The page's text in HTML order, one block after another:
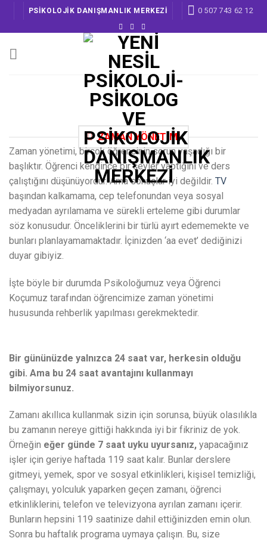
PSİKOLOJİK DANIŞMANLIK MERKEZİ 0 507 743 62 12
ZAMAN YÖNETİMİ
Zaman yönetimi, birçok öğrencinin sorun yaşadığı bir
başlıktır. Öğrenci kendince bir şeyler yaptığını ve ders
çalıştığını düşünüyordur. Ama sonuçlar iyi değildir. TV
başından kalkamama, cep telefonundan veya sosyal
medyadan ayrılamama ve sürekli erteleme gibi durumlar
söz konusudur. Önceliklerini bir türlü ayırt edememekte ve
bunları planlayamamaktadır. İçinizden ‘aa evet’ dediğinizi
duyar gibiyiz.
İşte böyle bir durumda Psikoloğumuz veya Öğrenci
Koçumuz tarafından öğrencimize zaman yönetimi
hususunda rehberlik yapılması gerekmektedir.
Bir gününüzde yalnızca 24 saat var, herkesin olduğu
gibi. Ama bu 24 saat avantajını kullanmayı
bilmiyorsunuz.
Zamanı akıllıca kullanmak sizin için sorunsa, büyük olasılıkla
bu zamanın nereye gittiği hakkında iyi bir fikriniz de yok.
Örneğin eğer günde 7 saat uyku uyursanız, yapacağınız
işler için geriye haftada 119 saat kalır. Bunlar derslere
gitmeyi, yemek, spor ve sosyal etkinlikleri, kişisel temizliği,
çalışmayı, yolculuk yaparken geçen zamanı, öğrenci
etkinliklerini, telefon ve televizyona ayrılan zamanı içerir.
Bunların hepsini 119 saatinize dahil ettiğinizden emin olun.
Sonra bu haftalık programa uymaya çalışın. Bu, size